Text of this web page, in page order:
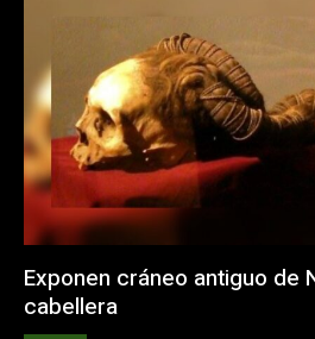
Exponen cráneo antiguo de
cabellera